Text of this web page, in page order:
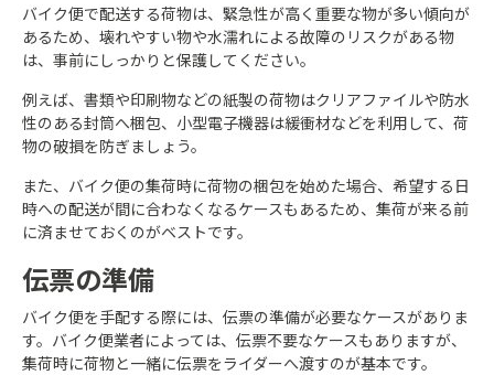
バイク便で配送する荷物は、緊急性が高く重要な物が多い傾向が
あるため、壊れやすい物や水濡れによる故障のリスクがある物
は、事前にしっかりと保護してください。
例えば、書類や印刷物などの紙製の荷物はクリアファイルや防水
性のある封筒へ梱包、小型電子機器は緩衝材などを利用して、荷
物の破損を防ぎましょう。
また、バイク便の集荷時に荷物の梱包を始めた場合、希望する日
時への配送が間に合わなくなるケースもあるため、集荷が来る前
に済ませておくのがベストです。
伝票の準備
バイク便を手配する際には、伝票の準備が必要なケースがありま
す。バイク便業者によっては、伝票不要なケースもありますが、
集荷時に荷物と一緒に伝票をライダーへ渡すのが基本です。